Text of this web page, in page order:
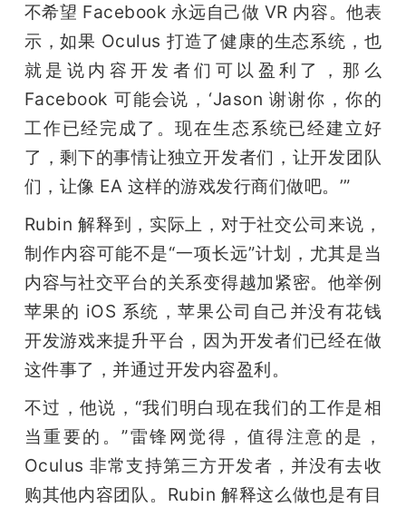
题
爱
搞
不希望 Facebook 永远自己做 VR 内容。他表
示，如果 Oculus 打造了健康的生态系统，也
就是说内容开发者们可以盈利了，那么
Facebook 可能会说，‘Jason 谢谢你，你的
工作已经完成了。现在生态系统已经建立好
了，剩下的事情让独立开发者们，让开发团队
们，让像 EA 这样的游戏发行商们做吧。’”
Rubin 解释到，实际上，对于社交公司来说，
制作内容可能不是“一项长远”计划，尤其是当
内容与社交平台的关系变得越加紧密。他举例
苹果的 iOS 系统，苹果公司自己并没有花钱
开发游戏来提升平台，因为开发者们已经在做
这件事了，并通过开发内容盈利。
不过，他说，“我们明白现在我们的工作是相
当重要的。”雷锋网觉得，值得注意的是，
Oculus 非常支持第三方开发者，并没有去收
购其他内容团队。Rubin 解释这么做也是有目